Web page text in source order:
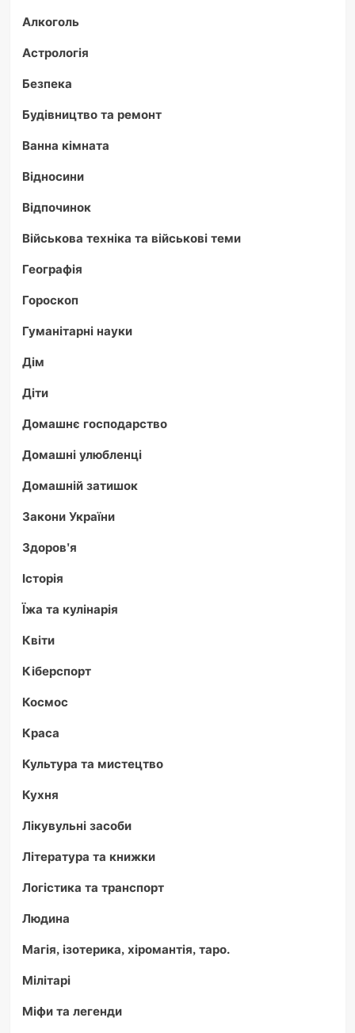
Алкоголь
Астрологія
Безпека
Будівництво та ремонт
Ванна кімната
Відносини
Відпочинок
Військова техніка та військові теми
Географія
Гороскоп
Гуманітарні науки
Дім
Діти
Домашнє господарство
Домашні улюбленці
Домашній затишок
Закони України
Здоров'я
Історія
Їжа та кулінарія
Квіти
Кіберспорт
Космос
Краса
Культура та мистецтво
Кухня
Лікувульні засоби
Література та книжки
Логістика та транспорт
Людина
Магія, ізотерика, хіромантія, таро.
Мілітарі
Міфи та легенди